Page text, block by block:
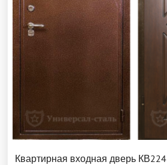
Квартирная входная дверь КВ224